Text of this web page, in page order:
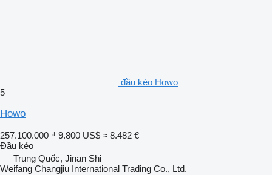
đầu kéo Howo
5
Howo
257.100.000 ₫ 9.800 US$ ≈ 8.482 €
Đầu kéo
Trung Quốc, Jinan Shi
Weifang Changjiu International Trading Co., Ltd.